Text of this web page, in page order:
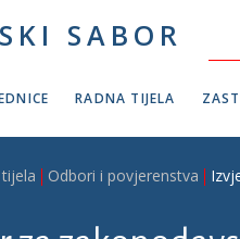
SABOR
RADNA TIJELA
Odbori i povjerenstva